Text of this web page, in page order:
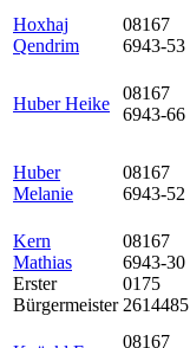
Hoxhaj
Qendrim
08167
6943-53
Huber Heike
08167
6943-66
Huber
Melanie
08167
6943-52
Kern
Mathias
Erster
Bürgermeister
08167
6943-30
0175
2614485
08167